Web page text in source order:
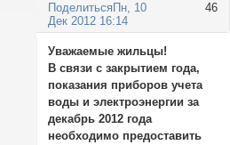
Поделиться 46
Пн, 10
Дек 2012 16:14
Уважаемые жильцы!
В связи с закрытием года,
показания приборов учета
воды и электроэнергии за
декабрь 2012 года
необходимо предоставить